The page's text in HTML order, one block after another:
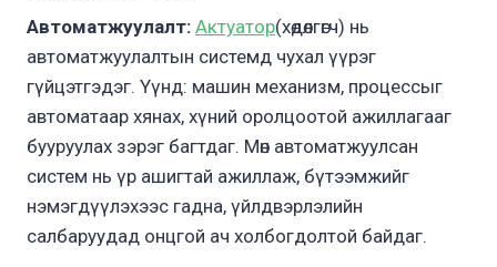
Автоматжуулалт: Актуатор(хөдөлгөгч) нь
автоматжуулалтын системд чухал үүрэг
гүйцэтгэдэг. Үүнд: машин механизм, процессыг
автоматаар хянах, хүний оролцоотой ажиллагааг
бууруулах зэрэг багтдаг. Мөн автоматжуулсан
систем нь үр ашигтай ажиллаж, бүтээмжийг
нэмэгдүүлэхээс гадна, үйлдвэрлэлийн
салбаруудад онцгой ач холбогдолтой байдаг.